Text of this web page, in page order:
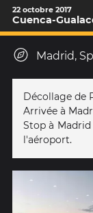
22 octobre 2017
Cuenca-
Madrid,
Décollage de
Arrivée à
Stop à
l'aéroport.